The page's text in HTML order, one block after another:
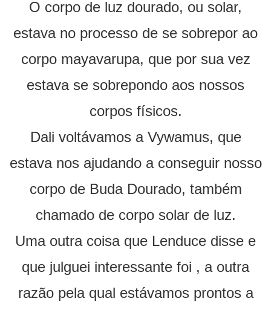
O corpo de luz dourado, ou solar,
estava no processo de se sobrepor ao
corpo mayavarupa, que por sua vez
estava se sobrepondo aos nossos
corpos físicos.
Dali voltávamos a Vywamus, que
estava nos ajudando a conseguir nosso
corpo de Buda Dourado, também
chamado de corpo solar de luz.
Uma outra coisa que Lenduce disse e
que julguei interessante foi , a outra
razão pela qual estávamos prontos a